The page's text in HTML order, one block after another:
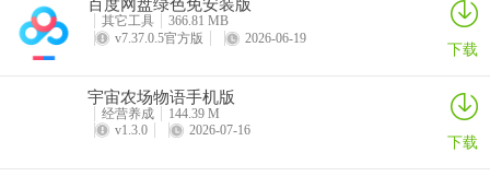
详情
详情
其它工具
366.81 MB
v7.37.0.5官方版
2026-06-19 下载
宇宙农场物语手机版
经营养成
144.39 M
v1.3.0
2026-07-16 下载